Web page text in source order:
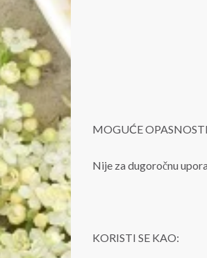
MOGUĆE OPASNOSTI
Nije za dugoročnu
KORISTI SE KAO: